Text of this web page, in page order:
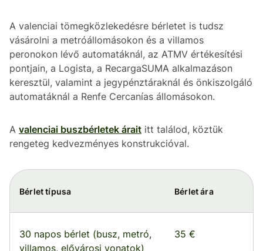
A valenciai tömegközlekedésre bérletet is tudsz
vásárolni a metróállomásokon és a villamos
peronokon lévő automatáknál, az ATMV értékesítési
pontjain, a Logista, a RecargaSUMA alkalmazáson
keresztül, valamint a jegypénztáraknál és önkiszolgáló
automatáknál a Renfe Cercanías állomásokon.
A valenciai buszbérletek árait itt találod, köztük
rengeteg kedvezményes konstrukcióval.
Bérlet típusa Bérlet ára
30 napos bérlet (busz, metró,
villamos, elővárosi vonatok)
35 €